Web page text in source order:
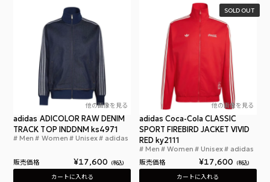
他の画像を見る
アディダス アディカラー ローデニム トラックトッ
adidas ADICOLOR RAW DENIM
TRACK TOP INDDNM ks4971
Men Women Unisex adidas
販売価格 ¥17,600 税込
カートに入れる
他の画像を見る
adidas Coca-Cola CLASSIC
SPORT FIREBIRD JACKET VIVID
RED ky2111
Men Women Unisex adidas
販売価格 ¥17,600 税込
SOLD OUT
カートに入れる